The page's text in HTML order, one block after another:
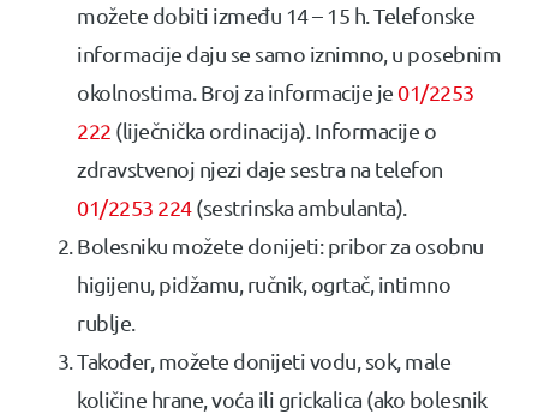
možete dobiti između 14 – 15 h. Telefonske
informacije daju se samo iznimno, u posebnim
okolnostima. Broj za informacije je 01/2253
222 (liječnička ordinacija). Informacije o
zdravstvenoj njezi daje sestra na telefon
01/2253 224(sestrinska ambulanta).
Bolesniku možete donijeti: pribor za osobnu
higijenu, pidžamu, ručnik, ogrtač, intimno
rublje.
Također, možete donijeti vodu, sok, male
količine hrane, voća ili grickalica (ako bolesnik